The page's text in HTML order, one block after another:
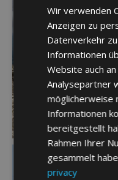
Wir verwenden
Anzeigen zu
Datenverkehr
Informationen
Website auch
Analysepartner
möglicherweise
Informationen
bereitgestellt
Rahmen Ihrer
gesammelt
privacy